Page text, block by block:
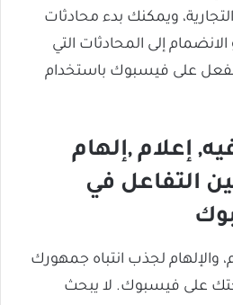
ويمكنك بدء محادثات
إلى المحادثات التي
على فيسبوك باستخدام
إعلام ,إلهام
التفاعل في
والإلهام لجذب انتباه جمهورك
على فيسبوك. لا يبحث